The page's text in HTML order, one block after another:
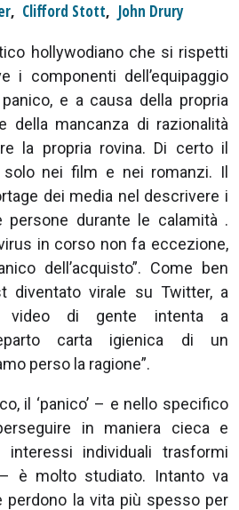
, Clifford Stott, John Drury
hollywodiano che si rispetti
i componenti dell’equipaggio
e a causa della propria
della mancanza di razionalità
la propria rovina. Di certo il
nei film e nei romanzi. Il
dei media nel descrivere i
persone durante le calamità .
in corso non fa eccezione,
dell’acquisto”. Come ben
diventato virale su Twitter, a
video di gente intenta a
carta igienica di un
perso la ragione”.
il ‘panico’ – e nello specifico
in maniera cieca e
individuali trasformi
è molto studiato. Intanto va
perdono la vita più spesso per